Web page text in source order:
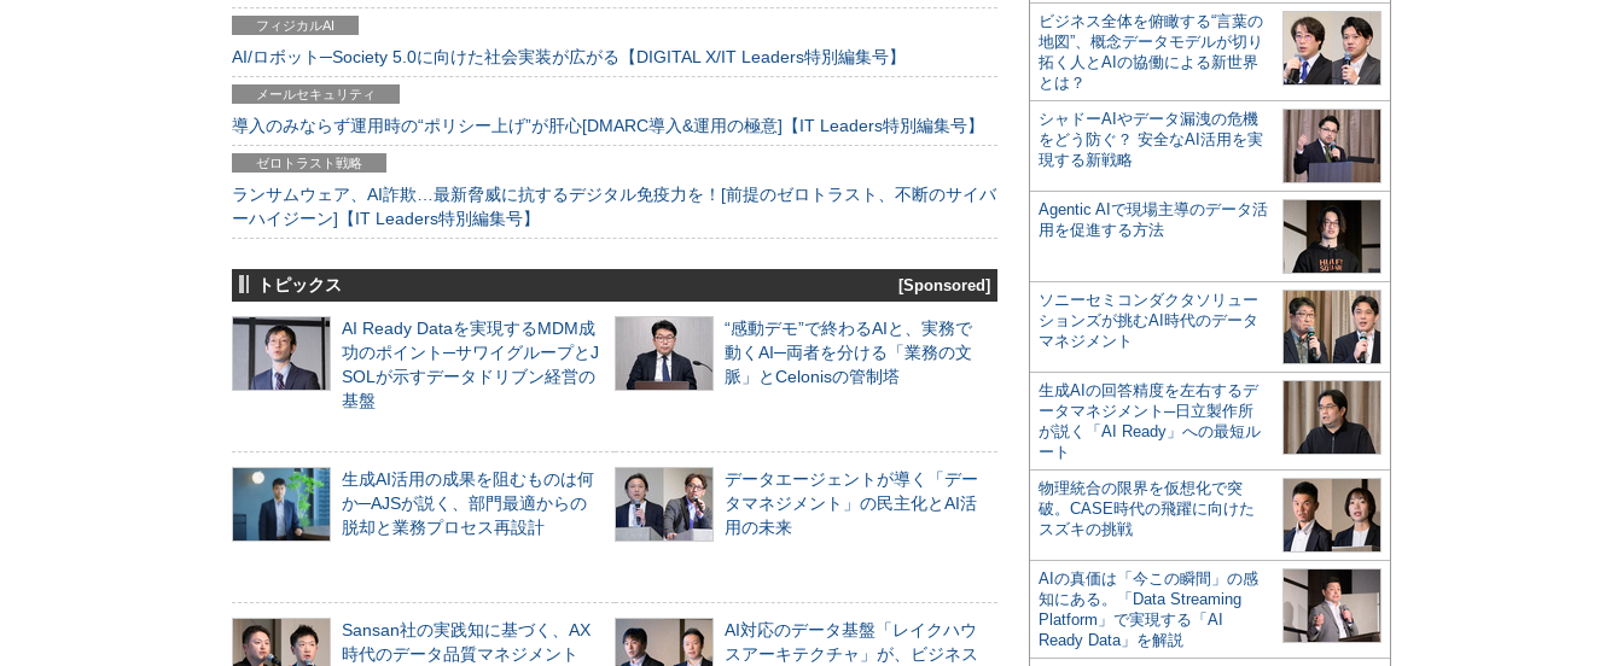
フィジカルAI
AI/ロボット─Society 5.0に向けた社会実装が広がる【DIGITAL X/IT Leaders特別編集号】
メールセキュリティ
導入のみならず運用時の“ポリシー上げ”が肝心[DMARC導入&運用の極意]【IT Leaders特別編集号】
ゼロトラスト戦略
ランサムウェア、AI詐欺…最新脅威に抗するデジタル免疫力を！[前提のゼロトラスト、不断のサイバ
ーハイジーン]【IT Leaders特別編集号】
トピックス [Sponsored]
AI Ready Dataを実現するMDM成
功のポイント─サワイグループとJ
SOLが示すデータドリブン経営の
基盤
“感動デモ”で終わるAIと、実務で
動くAI─両者を分ける「業務の文
脈」とCelonisの管制塔
生成AI活用の成果を阻むものは何
か─AJSが説く、部門最適からの
脱却と業務プロセス再設計
データエージェントが導く「デー
タマネジメント」の民主化とAI活
用の未来
Sansan社の実践知に基づく、AX
時代のデータ品質マネジメント
AI対応のデータ基盤「レイクハウ
スアーキテクチャ」が、ビジネス
ビジネス全体を俯瞰する“言葉の
地図”、概念データモデルが切り
拓く人とAIの協働による新世界
とは？
シャドーAIやデータ漏洩の危機
をどう防ぐ？ 安全なAI活用を実
現する新戦略
Agentic AIで現場主導のデータ活
用を促進する方法
ソニーセミコンダクタソリュー
ションズが挑むAI時代のデータ
マネジメント
生成AIの回答精度を左右するデ
ータマネジメント─日立製作所
が説く「AI Ready」への最短ル
ート
物理統合の限界を仮想化で突
破。CASE時代の飛躍に向けた
スズキの挑戦
AIの真価は「今この瞬間」の感
知にある。「Data Streaming
Platform」で実現する「AI
Ready Data」を解説